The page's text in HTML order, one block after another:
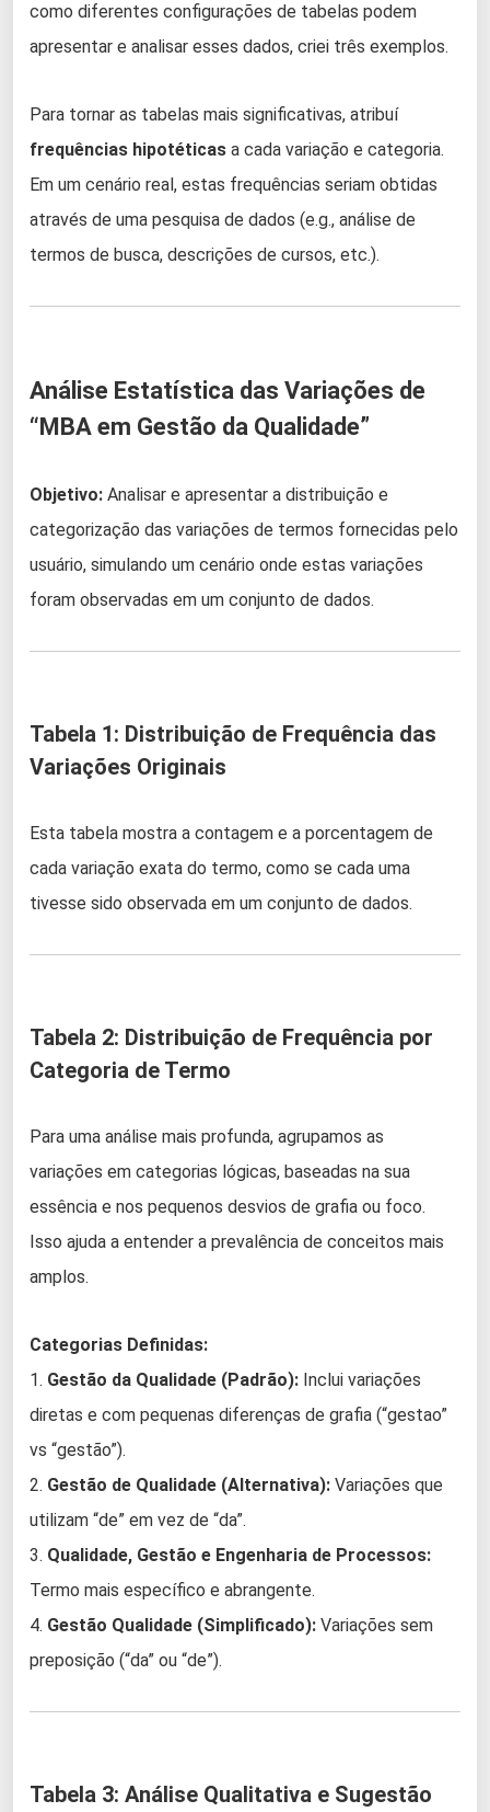
como diferentes configurações de tabelas podem
apresentar e analisar esses dados, criei três exemplos.
Para tornar as tabelas mais significativas, atribuí
frequências hipotéticas a cada variação e categoria.
Em um cenário real, estas frequências seriam obtidas
através de uma pesquisa de dados (e.g., análise de
termos de busca, descrições de cursos, etc.).
Análise Estatística das Variações de
“MBA em Gestão da Qualidade”
Objetivo: Analisar e apresentar a distribuição e
categorização das variações de termos fornecidas pelo
usuário, simulando um cenário onde estas variações
foram observadas em um conjunto de dados.
Tabela 1: Distribuição de Frequência das
Variações Originais
Esta tabela mostra a contagem e a porcentagem de
cada variação exata do termo, como se cada uma
tivesse sido observada em um conjunto de dados.
Tabela 2: Distribuição de Frequência por
Categoria de Termo
Para uma análise mais profunda, agrupamos as
variações em categorias lógicas, baseadas na sua
essência e nos pequenos desvios de grafia ou foco.
Isso ajuda a entender a prevalência de conceitos mais
amplos.
Categorias Definidas:
1. Gestão da Qualidade (Padrão): Inclui variações
diretas e com pequenas diferenças de grafia (“gestao”
vs “gestão”).
2. Gestão de Qualidade (Alternativa): Variações que
utilizam “de” em vez de “da”.
3. Qualidade, Gestão e Engenharia de Processos:
Termo mais específico e abrangente.
4. Gestão Qualidade (Simplificado): Variações sem
preposição (“da” ou “de”).
Tabela 3: Análise Qualitativa e Sugestão